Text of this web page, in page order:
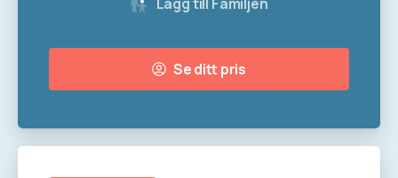
Lägg till Familjen
Se ditt pris